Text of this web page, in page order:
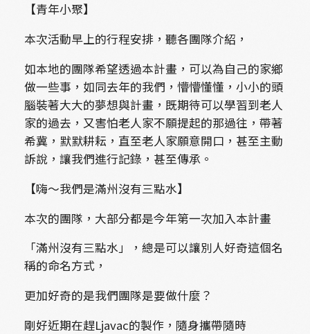
【青年小聚】
本次活動早上的行程安排，聽各團隊介紹，
如本地的團隊希望透過本計畫，可以為自己的家鄉
做一些事，如同去年的我們，懵懵懂懂，小小的頭
腦裝著大大的夢想與計畫，既期待可以學習到老人
家的過去，又害怕老人家不願提起的那過往，帶著
希冀，默默耕耘，直至老人家願意開口，甚至主動
訴說，讓我們進行記錄，甚至傳承。
【嗨～我們是滿州沒有三點水】
本次的團隊，大部分都是今年第一次加入本計畫
「滿州沒有三點水」，總是可以讓別人好奇這個名
稱的命名方式，
更加好奇的是我們團隊是要做什麼？
剛好近期在趕Ljavac的製作，隨身攜帶隨時